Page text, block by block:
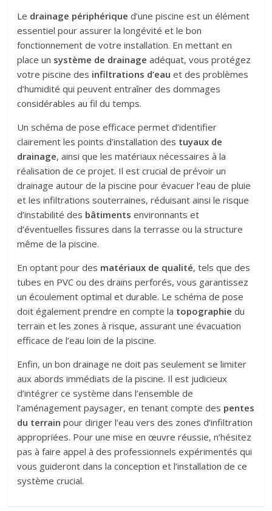
Le drainage périphérique d’une piscine est un élément
essentiel pour assurer la longévité et le bon
fonctionnement de votre installation. En mettant en
place un système de drainage adéquat, vous protégez
votre piscine des infiltrations d’eau et des problèmes
d’humidité qui peuvent entraîner des dommages
considérables au fil du temps.
Un schéma de pose efficace permet d’identifier
clairement les points d’installation des tuyaux de
drainage, ainsi que les matériaux nécessaires à la
réalisation de ce projet. Il est crucial de prévoir un
drainage autour de la piscine pour évacuer l’eau de pluie
et les infiltrations souterraines, réduisant ainsi le risque
d’instabilité des bâtiments environnants et
d’éventuelles fissures dans la terrasse ou la structure
même de la piscine.
En optant pour des matériaux de qualité, tels que des
tubes en PVC ou des drains perforés, vous garantissez
un écoulement optimal et durable. Le schéma de pose
doit également prendre en compte la topographie du
terrain et les zones à risque, assurant une évacuation
efficace de l’eau loin de la piscine.
Enfin, un bon drainage ne doit pas seulement se limiter
aux abords immédiats de la piscine. Il est judicieux
d’intégrer ce système dans l’ensemble de
l’aménagement paysager, en tenant compte des pentes
du terrain pour diriger l’eau vers des zones d’infiltration
appropriées. Pour une mise en œuvre réussie, n’hésitez
pas à faire appel à des professionnels expérimentés qui
vous guideront dans la conception et l’installation de ce
système crucial.